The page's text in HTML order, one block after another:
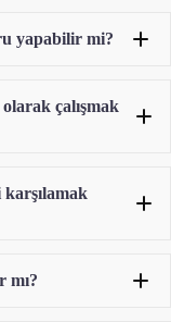
yapabilir mi?
çalışmak
mı?